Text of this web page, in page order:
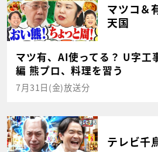
マツコ＆
天国
マツ有、AI使ってる？ U字工
編 熊プロ、料理を習う
7月31日(金)放送分
テレビ千